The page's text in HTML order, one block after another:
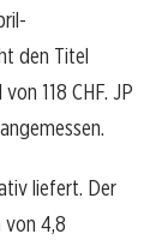
den Titel
118 CHF. JP
liefert. Der
4,8